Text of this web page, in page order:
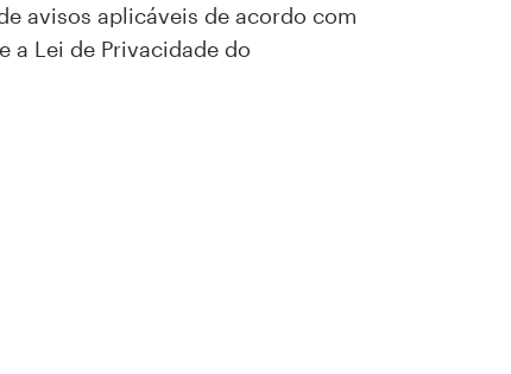
avisos aplicáveis de acordo com
a Lei de Privacidade do